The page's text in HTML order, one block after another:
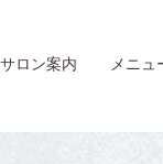
サロン案内 メニュ